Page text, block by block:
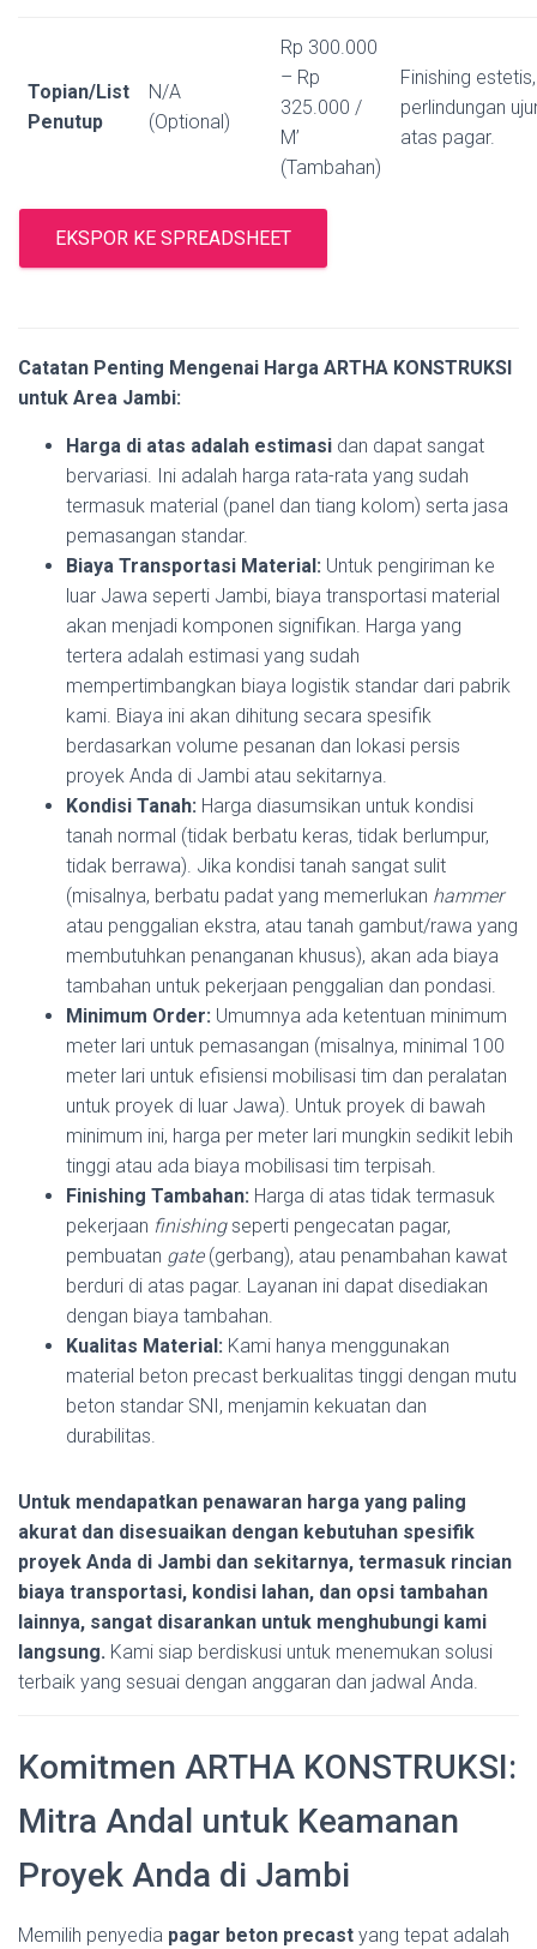
Topian/List
Penutup
N/A
(Optional)
Rp 300.000
– Rp
325.000 /
M’
(Tambahan)
Finishing estetis,
perlindungan
atas pagar.
EKSPOR KE SPREADSHEET
Catatan Penting Mengenai Harga ARTHA KONSTRUKSI
untuk Area Jambi:
Harga di atas adalah estimasi dan dapat sangat
bervariasi. Ini adalah harga rata-rata yang sudah
termasuk material (panel dan tiang kolom) serta jasa
pemasangan standar.
Biaya Transportasi Material: Untuk pengiriman ke
luar Jawa seperti Jambi, biaya transportasi material
akan menjadi komponen signifikan. Harga yang
tertera adalah estimasi yang sudah
mempertimbangkan biaya logistik standar dari pabrik
kami. Biaya ini akan dihitung secara spesifik
berdasarkan volume pesanan dan lokasi persis
proyek Anda di Jambi atau sekitarnya.
Kondisi Tanah: Harga diasumsikan untuk kondisi
tanah normal (tidak berbatu keras, tidak berlumpur,
tidak berrawa). Jika kondisi tanah sangat sulit
(misalnya, berbatu padat yang memerlukan hammer
atau penggalian ekstra, atau tanah gambut/rawa yang
membutuhkan penanganan khusus), akan ada biaya
tambahan untuk pekerjaan penggalian dan pondasi.
Minimum Order: Umumnya ada ketentuan minimum
meter lari untuk pemasangan (misalnya, minimal 100
meter lari untuk efisiensi mobilisasi tim dan peralatan
untuk proyek di luar Jawa). Untuk proyek di bawah
minimum ini, harga per meter lari mungkin sedikit lebih
tinggi atau ada biaya mobilisasi tim terpisah.
Finishing Tambahan: Harga di atas tidak termasuk
pekerjaan finishingseperti pengecatan pagar,
pembuatan gate(gerbang), atau penambahan kawat
berduri di atas pagar. Layanan ini dapat disediakan
dengan biaya tambahan.
Kualitas Material: Kami hanya menggunakan
material beton precast berkualitas tinggi dengan mutu
beton standar SNI, menjamin kekuatan dan
durabilitas.
Untuk mendapatkan penawaran harga yang paling
akurat dan disesuaikan dengan kebutuhan spesifik
proyek Anda di Jambi dan sekitarnya, termasuk rincian
biaya transportasi, kondisi lahan, dan opsi tambahan
lainnya, sangat disarankan untuk menghubungi kami
langsung. Kami siap berdiskusi untuk menemukan solusi
terbaik yang sesuai dengan anggaran dan jadwal Anda.
Komitmen ARTHA KONSTRUKSI:
Mitra Andal untuk Keamanan
Proyek Anda di Jambi
Memilih penyedia pagar beton precast yang tepat adalah